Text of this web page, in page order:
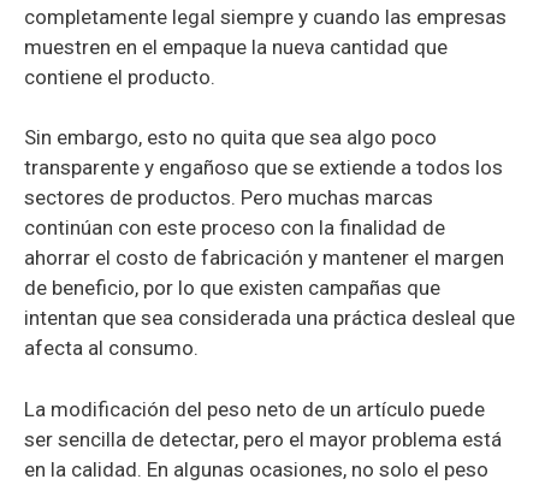
completamente legal siempre y cuando las empresas
muestren en el empaque la nueva cantidad que
contiene el producto.
Sin embargo, esto no quita que sea algo poco
transparente y engañoso que se extiende a todos los
sectores de productos. Pero muchas marcas
continúan con este proceso con la finalidad de
ahorrar el costo de fabricación y mantener el margen
de beneficio, por lo que existen campañas que
intentan que sea considerada una práctica desleal que
afecta al consumo.
La modificación del peso neto de un artículo puede
ser sencilla de detectar, pero el mayor problema está
en la calidad. En algunas ocasiones, no solo el peso